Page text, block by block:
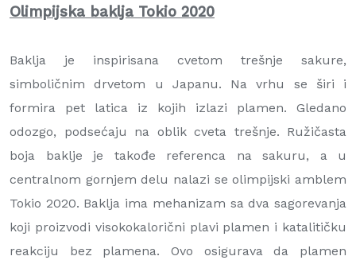
Olimpijska baklja Tokio 2020
Baklja je inspirisana cvetom trešnje sakure,
simboličnim drvetom u Japanu. Na vrhu se širi i
formira pet latica iz kojih izlazi plamen. Gledano
odozgo, podsećaju na oblik cveta trešnje. Ružičasta
boja baklje je takođe referenca na sakuru, a u
centralnom gornjem delu nalazi se olimpijski amblem
Tokio 2020. Baklja ima mehanizam sa dva sagorevanja
koji proizvodi visokokalorični plavi plamen i katalitičku
reakciju bez plamena. Ovo osigurava da plamen